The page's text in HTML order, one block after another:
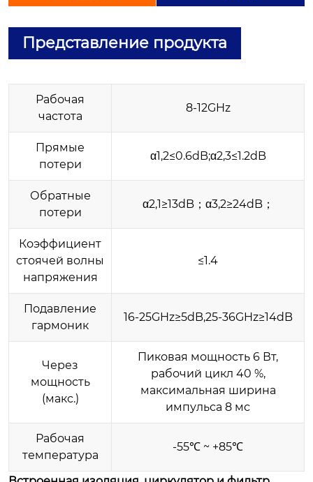
Представление продукта
Рабочая
частота
8-12GHz
Прямые
потери
α1,2≤0.6dB;α2,3≤1.2dB
Обратные
потери
α2,1≥13dB；α3,2≥24dB；
Коэффициент
стоячей волны
напряжения
≤1.4
Подавление
гармоник
16-25GHz≥5dB,25-36GHz≥14dB
Через
мощность
(макс.)
Пиковая мощность 6 Вт,
рабочий цикл 40 %,
максимальная ширина
импульса 8 мс
Рабочая
температура
-55℃ ~ +85℃